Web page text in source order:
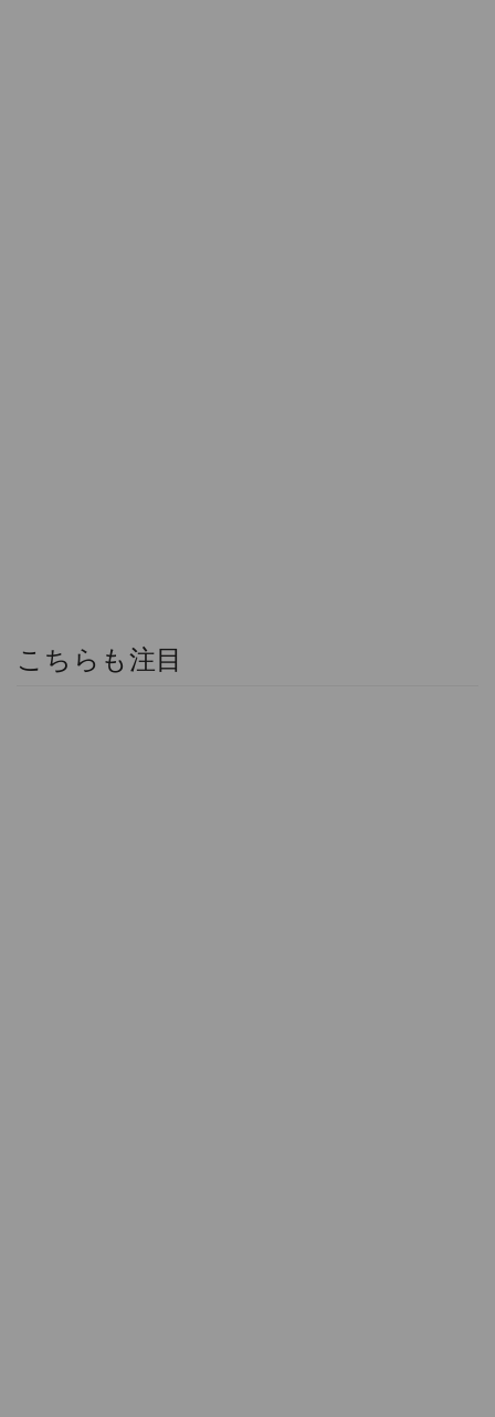
こちらも注目